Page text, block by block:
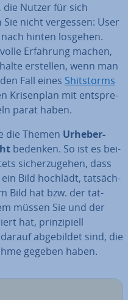
die Nutzer für sich
nicht vergessen: User
hinten losgehen.
Erfahrung machen,
erstellen, wenn man
Fall eines Shit­s­torms
Kri­sen­plan mit ent­spre­
parat haben.
die Themen Ur­he­ber­
bedenken. So ist es bei­
si­cher­zu­ge­hen, dass
Bild hochlädt, tat­säch­
Bild hat bzw. der tat­
müssen Sie und der
hat, prin­zi­pi­ell
ab­ge­bil­det sind, die
gegeben haben.